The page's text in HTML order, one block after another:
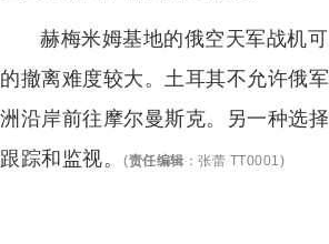
赫梅米姆基地的俄空天军战机
的撤离难度较大。土耳其不允许俄
洲沿岸前往摩尔曼斯克。另一种选
跟踪和监视。
(责任编辑 ： 张蕾 TT0001)